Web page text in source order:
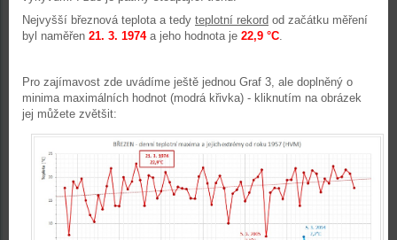
Nejvyšší březnová teplota a tedy teplotní rekord od začátku měření
byl naměřen 21. 3. 1974a jeho hodnota je 22,9 °C.
Pro zajímavost zde uvádíme ještě jednou Graf 3, ale doplněný o
minima maximálních hodnot (modrá křivka) - kliknutím na obrázek
jej můžete zvětšit: